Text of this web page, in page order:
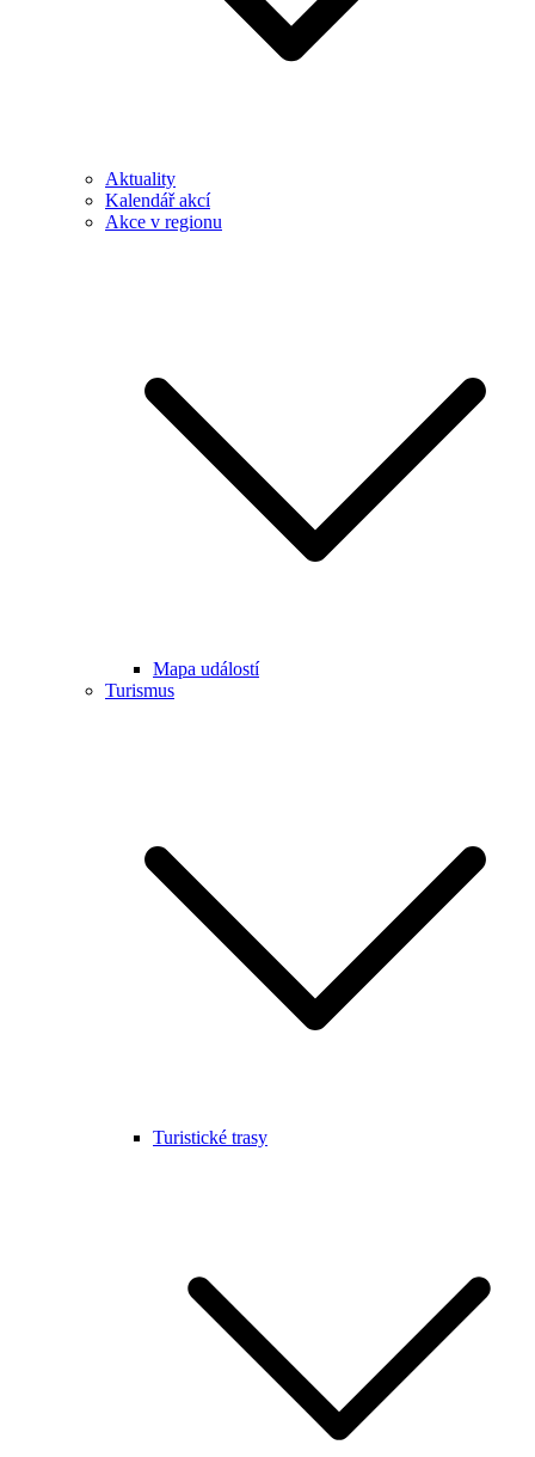
Aktuality
Kalendář akcí
Akce v regionu
Mapa událostí
Turismus
Turistické trasy